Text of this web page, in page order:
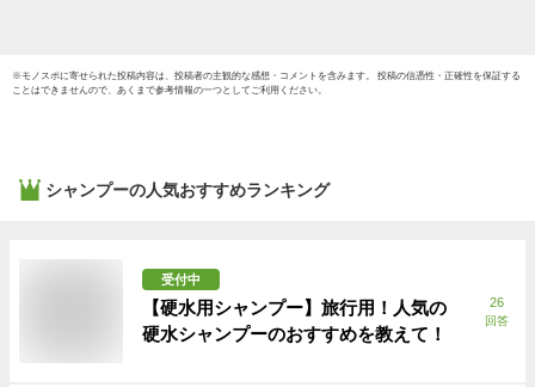
※モノスポに寄せられた投稿内容は、投稿者の主観的な感想・コメントを含みます。 投稿の信憑性・正確性を保証する
ことはできませんので、あくまで参考情報の一つとしてご利用ください。
シャンプーの人気おすすめランキング
受付中
【硬水用シャンプー】旅行用！人気の
硬水シャンプーのおすすめを教えて！
26
回答